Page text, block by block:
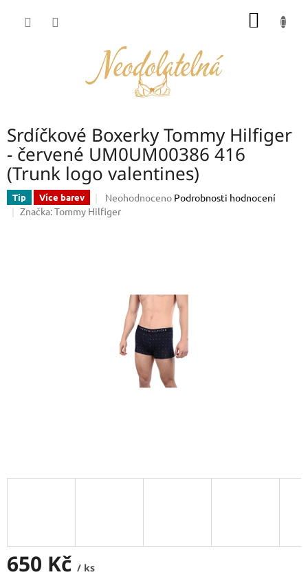
Srdíčkové Boxerky Tommy Hilfiger
- červené UM0UM00386 416
(Trunk logo valentines)
Tip Více barev
Průměrné
hodnocení
Neohodnoceno Podrobnosti hodnocení
Značka:Tommy Hilfiger
650 Kč / ks